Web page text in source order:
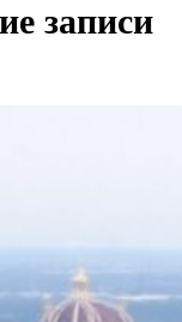
записи